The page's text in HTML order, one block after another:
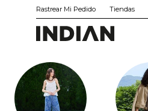
Rastrear Mi Pedido Tiendas